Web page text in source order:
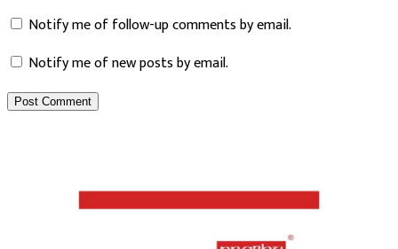
Notify me of follow-up comments by email.
Notify me of new posts by email.